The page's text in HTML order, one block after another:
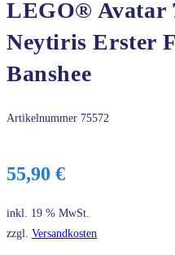
LEGO® Avatar
Neytiris Erster
Banshee
Artikelnummer 75572
55,90 €
inkl. 19 % MwSt.
zzgl. Versandkosten